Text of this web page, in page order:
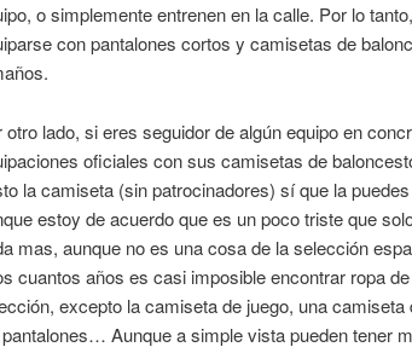
o simplemente entrenen en la calle. Por lo
con pantalones cortos y camisetas de
otro lado, si eres seguidor de algún equipo en
oficiales con sus camisetas de
la camiseta (sin patrocinadores) sí que la
estoy de acuerdo que es un poco triste que
mas, aunque no es una cosa de la selección
cuantos años es casi imposible encontrar ropa
excepto la camiseta de juego, una
Aunque a simple vista pueden tener